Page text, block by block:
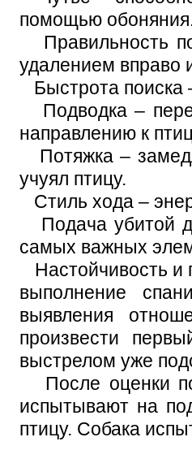
помощью
Правильность
удалением вправо
Быстрота поиска
Подводка –
направлению к
Потяжка –
учуял птицу.
Стиль хода –
Подача убитой
самых важных
Настойчивость и
выполнение
выявления
произвести
выстрелом уже
После оценки
испытывают на
птицу. Собака